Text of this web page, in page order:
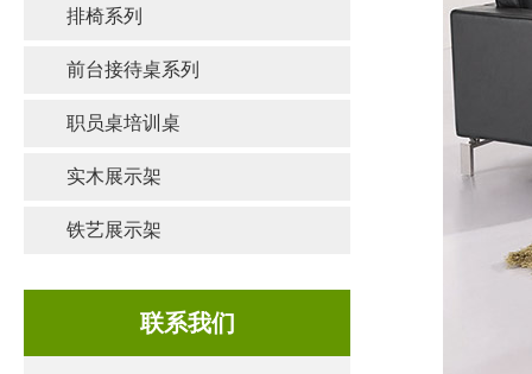
排椅系列
前台接待桌系列
职员桌培训桌
实木展示架
铁艺展示架
联系我们